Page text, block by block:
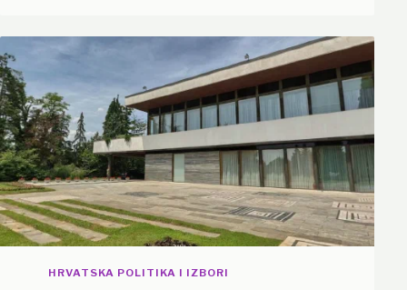
HRVATSKA POLITIKA I IZBORI